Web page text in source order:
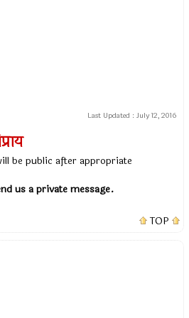
Last Updated : July 12, 2016
be public after appropriate
us a private message.
TOP